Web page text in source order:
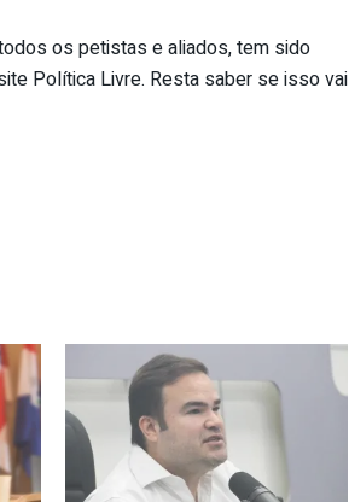
os petistas e aliados, tem sido
Política Livre. Resta saber se isso vai